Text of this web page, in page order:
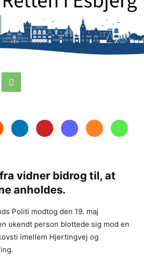
vidner bidrog til, at
anholdes.
Politi modtog den 19. maj
ukendt person blottede sig mod en
imellem Hjertingvej og